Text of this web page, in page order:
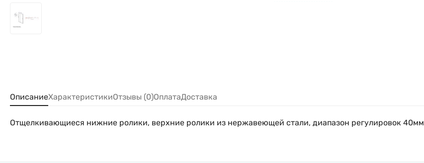
ОписаниеХарактеристикиОтзывы (0)ОплатаДоставка
Отщелкивающиеся нижние ролики, верхние ролики из нержавеющей стали, диапазон регулировок 40мм